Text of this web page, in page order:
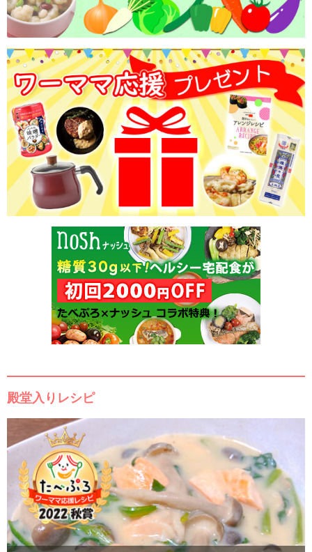
殿堂入りレシピ